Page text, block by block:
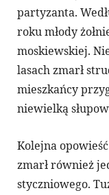
partyzanta.
roku młody
moskiewskiej.
lasach zmarł
mieszkańcy
niewielką
Kolejna
zmarł również
styczniowego.